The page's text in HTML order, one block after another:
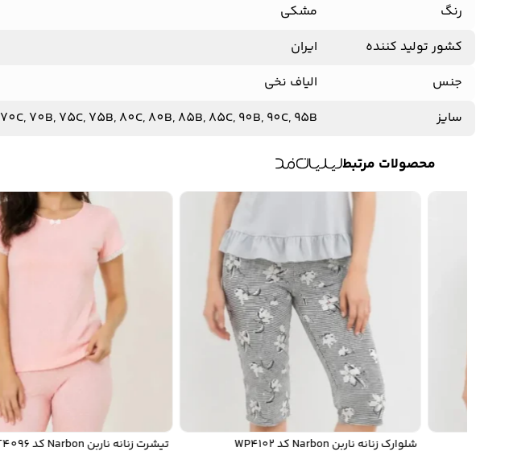
رنگ
مشکی
کشور تولید کننده
ایران
جنس
الیاف نخی
سایز
70C, 70B, 75C, 75B, 80C, 80B, 85B, 85C, 90B, 90C, 95B
محصولات مرتبط
شلوارک زنانه ناربن Narbon کد WP4102 تیشرت زنانه ناربن Narbon کد WT4096